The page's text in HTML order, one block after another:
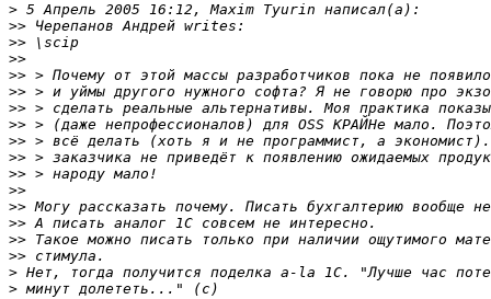
>
>>
>>
>>
>>
>>
>>
>>
>>
>>
>>
>>
>>
>>
>>
>>
>
>